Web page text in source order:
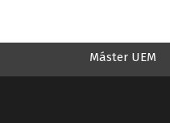
Máster UEM